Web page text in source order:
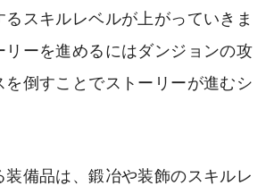
るスキルレベルが上がっていきま
リーを進めるにはダンジョンの攻
を倒すことでストーリーが進むシ
備品は、鍛冶や装飾のスキルレ